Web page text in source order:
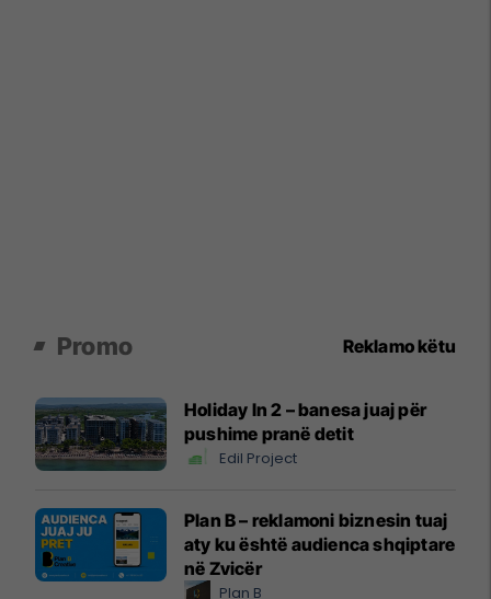
Promo Reklamo këtu
Holiday In 2 – banesa juaj për
pushime pranë detit
Edil Project
Plan B – reklamoni biznesin tuaj
aty ku është audienca shqiptare
në Zvicër
Plan B